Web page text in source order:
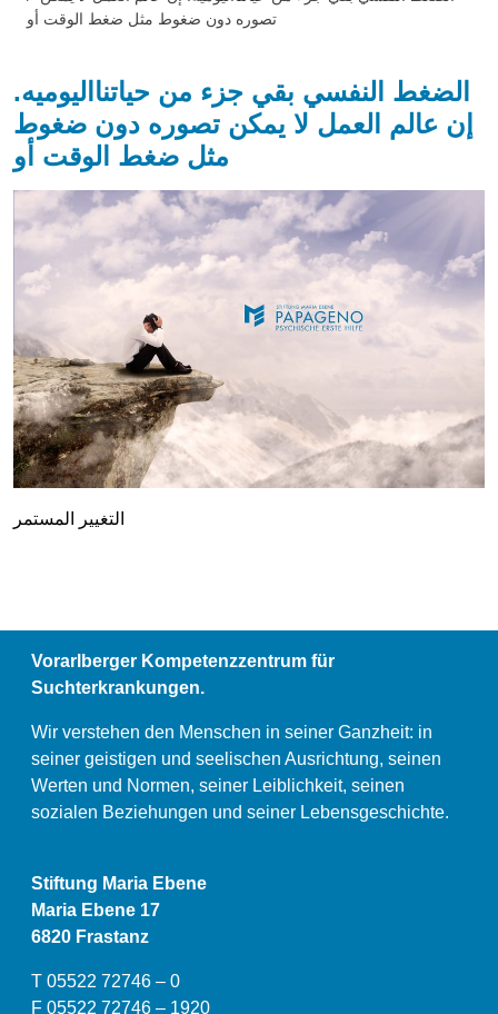
تصوره دون ضغوط مثل ضغط الوقت أو
الضغط النفسي بقي جزء من حياتنااليوميه.
إن عالم العمل لا يمكن تصوره دون ضغوط
مثل ضغط الوقت أو
التغيير المستمر
Vorarlberger Kompetenzzentrum für
Suchterkrankungen.
Wir verstehen den Menschen in seiner Ganzheit: in
seiner geistigen und seelischen Ausrichtung, seinen
Werten und Normen, seiner Leiblichkeit, seinen
sozialen Beziehungen und seiner Lebensgeschichte.
Stiftung Maria Ebene
Maria Ebene 17
6820 Frastanz
T 05522 72746 – 0
F 05522 72746 – 1920